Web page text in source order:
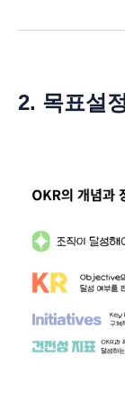
2. 목표설